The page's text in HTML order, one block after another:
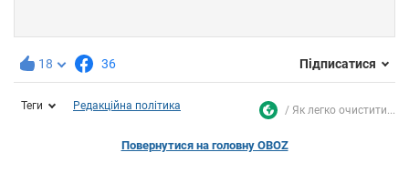
18 36 Підписатися
Теги Редакційна політика Як легко очистити...
Повернутися на головну OBOZ